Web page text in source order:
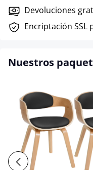
Devoluciones
Encriptación SSL
Nuestros